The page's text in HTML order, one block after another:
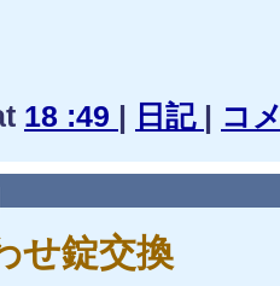
18 :49 | 日記 | コ
せ錠交換